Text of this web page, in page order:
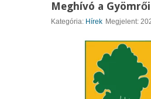
Meghívó a
Kategória: Hírek Megjelent: